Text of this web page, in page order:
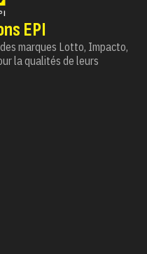
EPI
marques Lotto, Impacto,
la qualités de leurs